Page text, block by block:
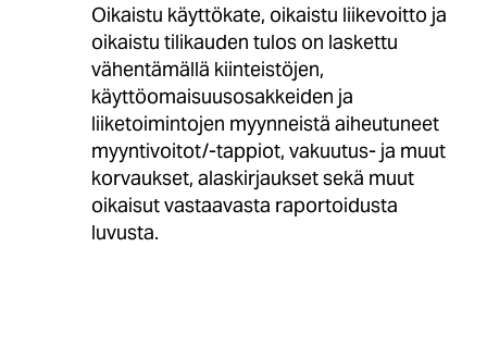
Oikaistu käyttökate, oikaistu liikevoitto ja
oikaistu tilikauden tulos on laskettu
vähentämällä kiinteistöjen,
käyttöomaisuusosakkeiden ja
liiketoimintojen myynneistä aiheutuneet
myyntivoitot/-tappiot, vakuutus- ja muut
korvaukset, alaskirjaukset sekä muut
oikaisut vastaavasta raportoidusta
luvusta.